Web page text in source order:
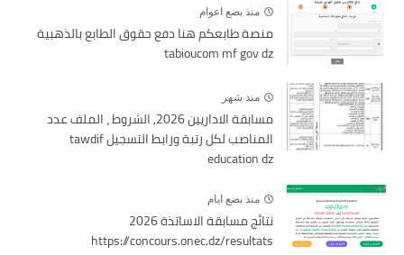
منذ بضع اعوام
منصة طابعكم هنا دفع حقوق الطابع بالذهبية
tabioucom mf gov dz
منذ شهر
مسابقة الاداريين 2026, الشروط ، الملف عدد
المناصب لكل رتبة ورابط التسجيل tawdif
education dz
منذ بضع ايام
نتائج مسابقة الاساتذة 2026
https://concours.onec.dz/resultats